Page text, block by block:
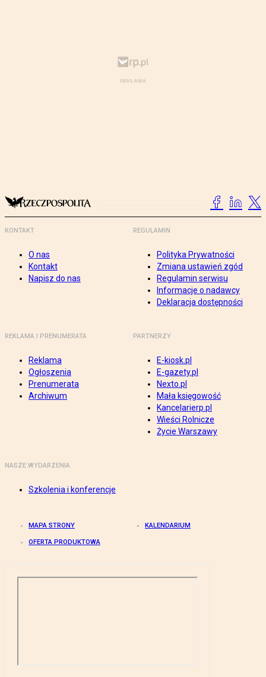
KONTAKT
O nas
Kontakt
Napisz do nas
REGULAMIN
Polityka Prywatności
Zmiana ustawień zgód
Regulamin serwisu
Informacje o nadawcy
Deklaracja dostępności
REKLAMA I PRENUMERATA
Reklama
Ogłoszenia
Prenumerata
Archiwum
PARTNERZY
E-kiosk.pl
E-gazety.pl
Nexto.pl
Mała księgowość
Kancelarierp.pl
Wieści Rolnicze
Życie Warszawy
NASZE WYDARZENIA
Szkolenia i konferencje
MAPA STRONY KALENDARIUM
OFERTA PRODUKTOWA